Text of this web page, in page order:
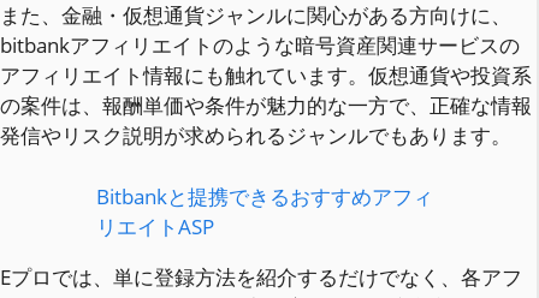
また、金融・仮想通貨ジャンルに関心がある方向けに、
bitbankアフィリエイトのような暗号資産関連サービスの
アフィリエイト情報にも触れています。仮想通貨や投資系
の案件は、報酬単価や条件が魅力的な一方で、正確な情報
発信やリスク説明が求められるジャンルでもあります。
Bitbankと提携できるおすすめアフィ
リエイトASP
Eプロでは、単に登録方法を紹介するだけでなく、各アフ